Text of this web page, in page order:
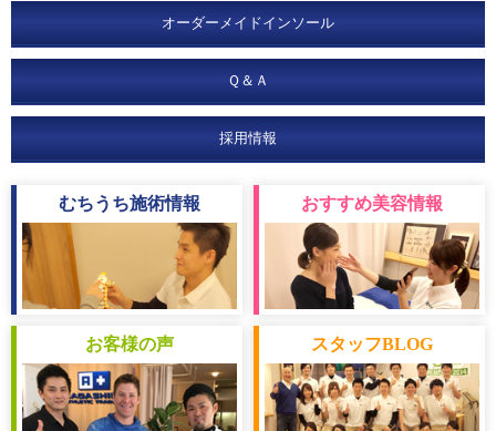
オーダーメイドインソール
Ｑ＆Ａ
採用情報
むちうち施術情報 おすすめ美容情報
お客様の声 スタッフBLOG